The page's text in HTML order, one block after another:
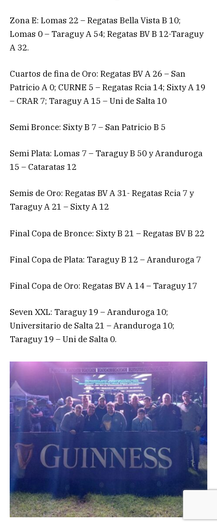
Zona E: Lomas 22 – Regatas Bella Vista B 10;
Lomas 0 – Taraguy A 54; Regatas BV B 12-Taraguy
A 32.
Cuartos de fina de Oro: Regatas BV A 26 – San
Patricio A 0; CURNE 5 – Regatas Rcia 14; Sixty A 19
– CRAR 7; Taraguy A 15 – Uni de Salta 10
Semi Bronce: Sixty B 7 – San Patricio B 5
Semi Plata: Lomas 7 – Taraguy B 50 y Aranduroga
15 – Cataratas 12
Semis de Oro: Regatas BV A 31- Regatas Rcia 7 y
Taraguy A 21 – Sixty A 12
Final Copa de Bronce: Sixty B 21 – Regatas BV B 22
Final Copa de Plata: Taraguy B 12 – Aranduroga 7
Final Copa de Oro: Regatas BV A 14 – Taraguy 17
Seven XXL: Taraguy 19 – Aranduroga 10;
Universitario de Salta 21 – Aranduroga 10;
Taraguy 19 – Uni de Salta 0.